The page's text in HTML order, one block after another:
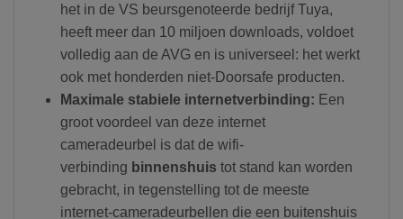
het in de VS beursgenoteerde bedrijf Tuya,
heeft meer dan 10 miljoen downloads, voldoet
volledig aan de AVG en is universeel: het werkt
ook met honderden niet-Doorsafe producten.
Maximale stabiele internetverbinding: Een
groot voordeel van deze internet
cameradeurbel is dat de wifi-
verbinding binnenshuis tot stand kan worden
gebracht, in tegenstelling tot de meeste
internet-cameradeurbellen die een buitenshuis